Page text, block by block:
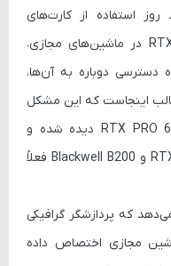
استفاده از کارت‌های
در ماشین‌های مجازی،
دسترسی دوباره به آن‌ها،
اینجاست که این مشکل
فقط در مدل‌های RTX 5090 و RTX PRO 6000 دیده شده و
کارت‌هایی مثل RTX 4090 ،Hopper H100 و Blackwell B200 فعلاً
که پردازشگر گرافیکی
مجازی اختصاص داده